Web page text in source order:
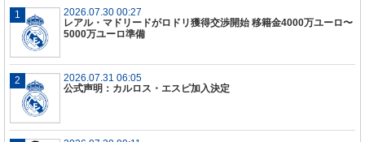
2026.07.30 00:27
レアル・マドリードがロドリ獲得交渉開始 移籍金4000万ユーロ〜
5000万ユーロ準備
2026.07.31 06:05
公式声明：カルロス・エスピ加入決定